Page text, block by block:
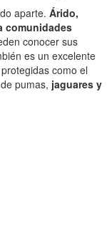
aparte. Árido,
comunidades
conocer sus
es un excelente
como el
pumas, jaguares y